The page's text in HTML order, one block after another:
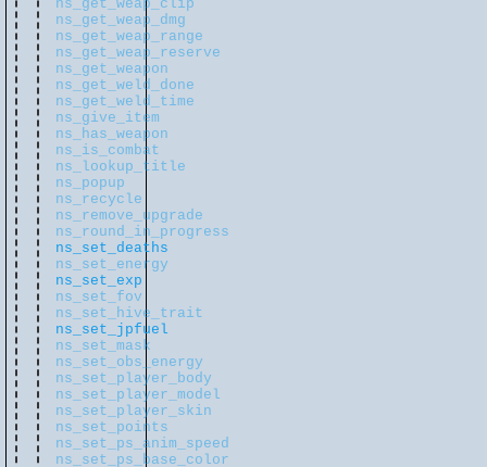
ns_get_weap_clip
ns_get_weap_dmg
ns_get_weap_range
ns_get_weap_reserve
ns_get_weapon
ns_get_weld_done
ns_get_weld_time
ns_give_item
ns_has_weapon
ns_is_combat
ns_lookup_title
ns_popup
ns_recycle
ns_remove_upgrade
ns_round_in_progress
ns_set_deaths
ns_set_energy
ns_set_exp
ns_set_fov
ns_set_hive_trait
ns_set_jpfuel
ns_set_mask
ns_set_obs_energy
ns_set_player_body
ns_set_player_model
ns_set_player_skin
ns_set_points
ns_set_ps_anim_speed
ns_set_ps_base_color